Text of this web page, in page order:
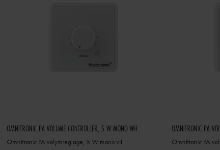
OMNITRONIC PA VOLUME CONTROLLER, 5 W MONO WH
Omnitronic PA volymreglage, 5 W mono vit
OMNITRONIC PA
Omnitronic PA